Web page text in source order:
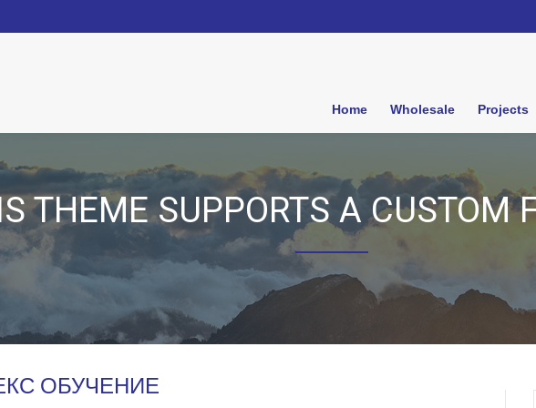
Home Wholesale Projects
THEME SUPPORTS A CUSTOM
ОБУЧЕНИЕ